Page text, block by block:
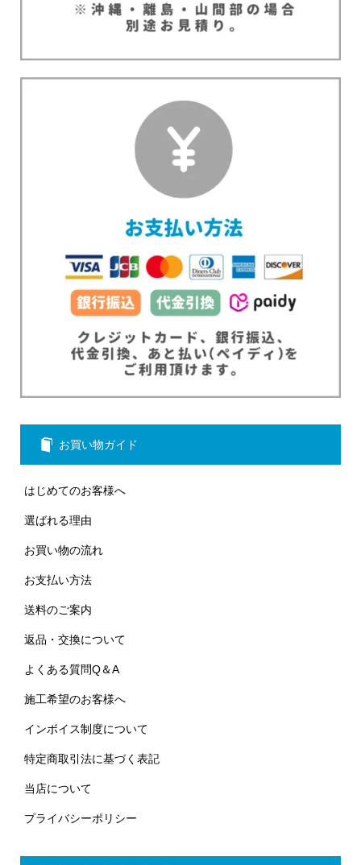
お買い物ガイド
はじめてのお客様へ
選ばれる理由
お買い物の流れ
お支払い方法
送料のご案内
返品・交換について
よくある質問Q＆A
施工希望のお客様へ
インボイス制度について
特定商取引法に基づく表記
当店について
プライバシーポリシー